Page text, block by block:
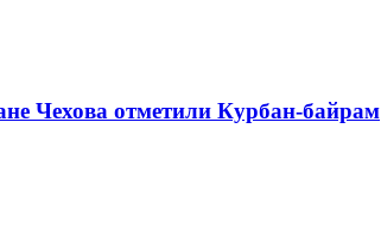
Чехова отметили Курбан-байрам